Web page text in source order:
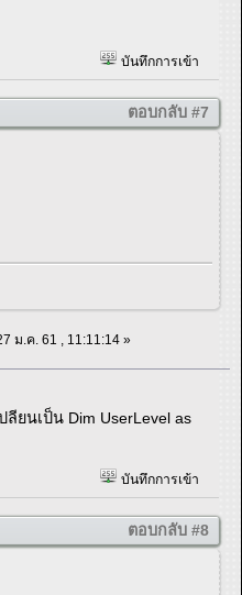
บันทึกการเข้า
ตอบกลับ #7
ม.ค. 61 , 11:11:14 »
ลียนเป็น Dim UserLevel as
บันทึกการเข้า
ตอบกลับ #8